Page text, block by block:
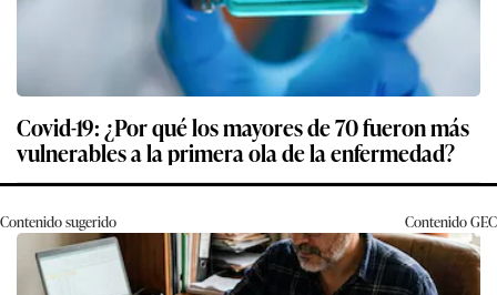
Covid-19: ¿Por qué los mayores de 70 fueron más
vulnerables a la primera ola de la enfermedad?
Contenido sugerido ContenidoGEC